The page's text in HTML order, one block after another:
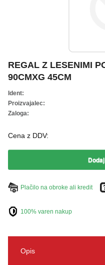
ŠIROKA POTROŠNJA
REGAL Z LESENIMI
90CMXG 45CM
Ident:
Proizvajalec:
Zaloga:
Cena z DDV:
Plačilo na obroke ali kredit
100% varen nakup
Opis